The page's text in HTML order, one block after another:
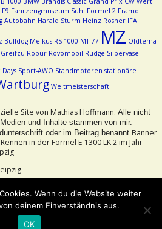
F9 Fahrzeugmuseum Suhl Formel 2 Framo
Autobahn Harald Sturm Heinz Rosner IFA
Bulldog Melkus RS 1000 MT 77 MZ Oldtema
Greifzu Robur Rovomobil Rudge Silbervase
Days Sport-AWO Standmotoren stationäre
Weltmeisterschaft
Site von Mathias Hoffmann. Alle nicht
und Inhalte stammen von mir.
oder im Beitrag benannt.Banner
in der Formel E 1300 LK 2 im Jahr
Wenn du die Website weiter
deinem Einverständnis aus.
OK